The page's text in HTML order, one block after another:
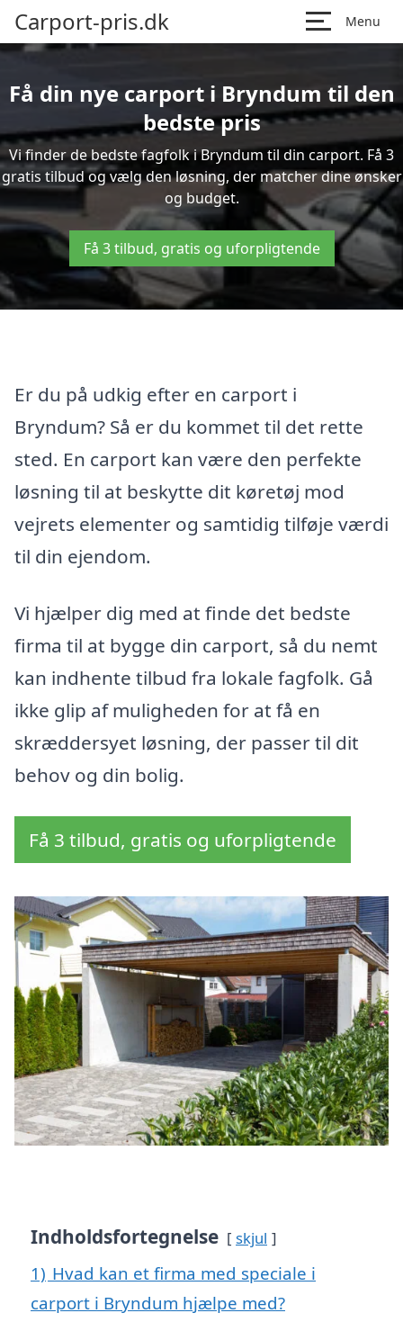
Carport-pris.dk Menu
Få din nye carport i Bryndum til den
bedste pris
Vi finder de bedste fagfolk i Bryndum til din carport. Få 3
gratis tilbud og vælg den løsning, der matcher dine ønsker
og budget.
Få 3 tilbud, gratis og uforpligtende
Er du på udkig efter en carport i
Bryndum? Så er du kommet til det rette
sted. En carport kan være den perfekte
løsning til at beskytte dit køretøj mod
vejrets elementer og samtidig tilføje værdi
til din ejendom.
Vi hjælper dig med at finde det bedste
firma til at bygge din carport, så du nemt
kan indhente tilbud fra lokale fagfolk. Gå
ikke glip af muligheden for at få en
skræddersyet løsning, der passer til dit
behov og din bolig.
Få 3 tilbud, gratis og uforpligtende
Indholdsfortegnelse skjul
1) Hvad kan et firma med speciale i
carport i Bryndum hjælpe med?